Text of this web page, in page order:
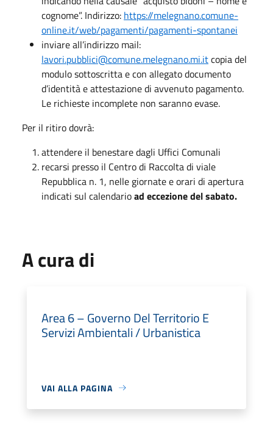
cognome”. Indirizzo: https://melegnano.comune-
online.it/web/pagamenti/pagamenti-spontanei
inviare all’indirizzo mail:
lavori.pubblici@comune.melegnano.mi.itcopia del
modulo sottoscritta e con allegato documento
d’identità e attestazione di avvenuto pagamento.
Le richieste incomplete non saranno evase.
Per il ritiro dovrà:
attendere il benestare dagli Uffici Comunali
recarsi presso il Centro di Raccolta di viale
Repubblica n. 1, nelle giornate e orari di apertura
indicati sul calendarioad eccezione del sabato.
A cura di
Area 6 – Governo Del Territorio E
Servizi Ambientali / Urbanistica
VAI ALLA PAGINA